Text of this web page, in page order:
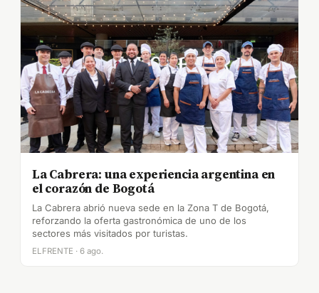
La Cabrera: una experiencia argentina en
el corazón de Bogotá
La Cabrera abrió nueva sede en la Zona T de Bogotá,
reforzando la oferta gastronómica de uno de los
sectores más visitados por turistas.
ELFRENTE · 6 ago.